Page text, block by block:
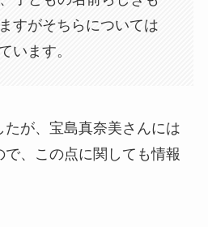
すがそちらについては
います。
が、宝島真奈美さんには
、この点に関しても情報